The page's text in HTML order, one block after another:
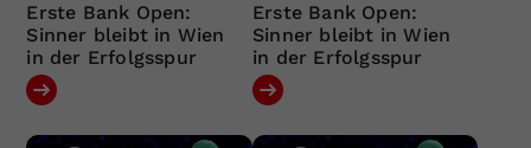
Erste Bank Open:
Sinner bleibt in Wien
in der Erfolgsspur
Erste Bank Open:
Sinner bleibt in Wien
in der Erfolgsspur